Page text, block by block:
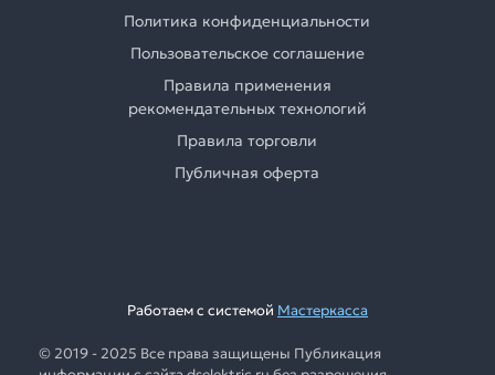
Политика конфиденциальности
Пользовательское соглашение
Правила применения
рекомендательных технологий
Правила торговли
Публичная оферта
Работаем с системой Мастеркасса
© 2019 - 2025 Все права защищены Публикация